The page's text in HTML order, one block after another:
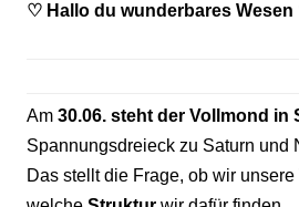
♡ Hallo du wunderbares Wesen
Am 30.06. steht der Vollmond in
Spannungsdreieck zu Saturn und
Das stellt die Frage, ob wir unsere